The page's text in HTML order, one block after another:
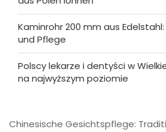
Kaminrohr 200 mm aus Edelstahl:
und Pflege
Polscy lekarze i dentyści w
na najwyższym poziomie
Chinesische Gesichtspflege: